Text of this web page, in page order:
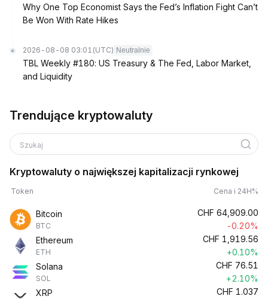
Why One Top Economist Says the Fed’s Inflation Fight Can’t
Be Won With Rate Hikes
2026-08-08 03:01 (UTC) Neutralnie
TBL Weekly #180: US Treasury & The Fed, Labor Market,
and Liquidity
Trendujące kryptowaluty
Szukaj
Kryptowaluty o największej kapitalizacji rynkowej
Token Cena i 24H%
Bitcoin
BTC
CHF 64,909.00
-0.20%
Ethereum
ETH
CHF 1,919.56
+0.10%
Solana
SOL
CHF 76.51
+2.10%
XRP
CHF 1.037